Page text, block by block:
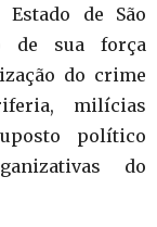
de São
de sua força
do crime
milícias
político
do